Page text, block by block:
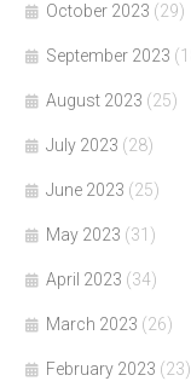
October 2023 (29)
September 2023
August 2023 (25)
July 2023 (28)
June 2023 (25)
May 2023 (31)
April 2023 (34)
March 2023 (26)
February 2023 (23)